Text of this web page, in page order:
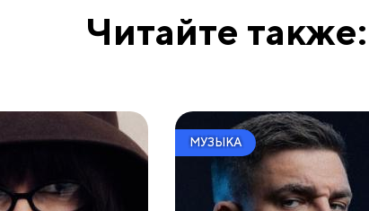
Читайте также:
МУЗЫКА